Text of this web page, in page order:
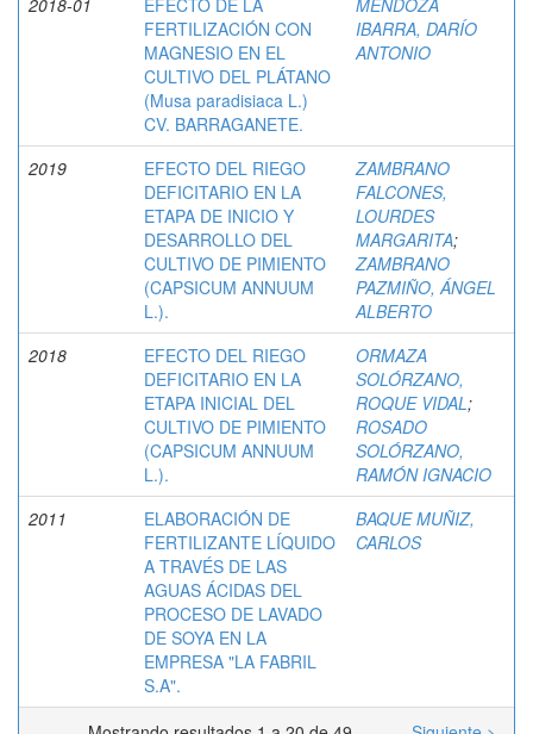
FERTILIZACIÓN CON
MAGNESIO EN EL
CULTIVO DEL PLÁTANO
(Musa paradisiaca L.)
CV. BARRAGANETE.
IBARRA, DARÍO
ANTONIO
2019
EFECTO DEL RIEGO
DEFICITARIO EN LA
ETAPA DE INICIO Y
DESARROLLO DEL
CULTIVO DE PIMIENTO
(CAPSICUM ANNUUM
L.).
ZAMBRANO
FALCONES,
LOURDES
MARGARITA;
ZAMBRANO
PAZMIÑO, ÁNGEL
ALBERTO
2018
EFECTO DEL RIEGO
DEFICITARIO EN LA
ETAPA INICIAL DEL
CULTIVO DE PIMIENTO
(CAPSICUM ANNUUM
L.).
ORMAZA
SOLÓRZANO,
ROQUE VIDAL;
ROSADO
SOLÓRZANO,
RAMÓN IGNACIO
2011
ELABORACIÓN DE
FERTILIZANTE LÍQUIDO
A TRAVÉS DE LAS
AGUAS ÁCIDAS DEL
PROCESO DE LAVADO
DE SOYA EN LA
EMPRESA "LA FABRIL
S.A".
BAQUE MUÑIZ,
CARLOS